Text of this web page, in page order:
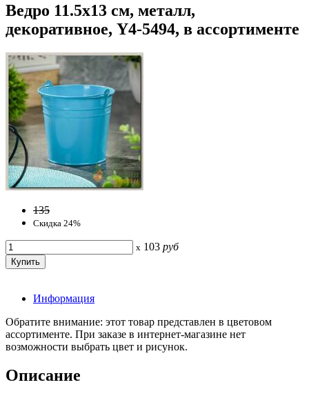
Ведро 11.5х13 см, металл,
декоративное, Y4-5494, в ассортименте
135
Скидка 24%
x 103 руб
Информация
Обратите внимание: этот товар представлен в цветовом
ассортименте. При заказе в интернет-магазине нет
возможности выбрать цвет и рисунок.
Описание